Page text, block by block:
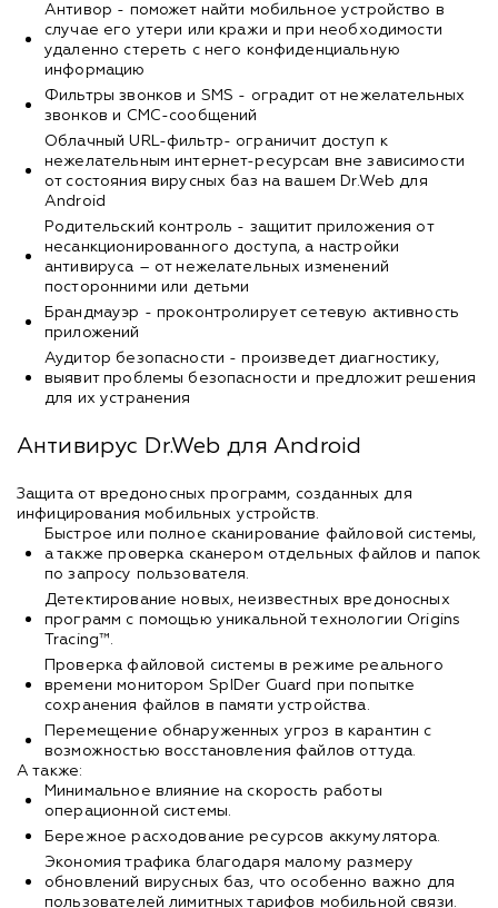
Антивор - поможет найти мобильное устройство в
случае его утери или кражи и при необходимости
удаленно стереть с него конфиденциальную
информацию
Фильтры звонков и SMS - оградит от нежелательных
звонков и СМС-сообщений
Облачный URL-фильтр- ограничит доступ к
нежелательным интернет-ресурсам вне зависимости
от состояния вирусных баз на вашем Dr.Web для
Android
Родительский контроль - защитит приложения от
несанкционированного доступа, а настройки
антивируса – от нежелательных изменений
посторонними или детьми
Брандмауэр - проконтролирует сетевую активность
приложений
Аудитор безопасности - произведет диагностику,
выявит проблемы безопасности и предложит решения
для их устранения
Антивирус Dr.Web для Android
Защита от вредоносных программ, созданных для
инфицирования мобильных устройств.
Быстрое или полное сканирование файловой системы,
а также проверка сканером отдельных файлов и папок
по запросу пользователя.
Детектирование новых, неизвестных вредоносных
программ с помощью уникальной технологии Origins
Tracing™.
Проверка файловой системы в режиме реального
времени монитором SpIDer Guard при попытке
сохранения файлов в памяти устройства.
Перемещение обнаруженных угроз в карантин с
возможностью восстановления файлов оттуда.
А также:
Минимальное влияние на скорость работы
операционной системы.
Бережное расходование ресурсов аккумулятора.
Экономия трафика благодаря малому размеру
обновлений вирусных баз, что особенно важно для
пользователей лимитных тарифов мобильной связи.